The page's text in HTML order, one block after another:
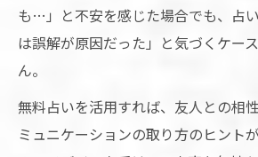
も…」と不安を感じた場合でも、占
は誤解が原因だった」と気づくケー
ん。
無料占いを活用すれば、友人との相
ミュニケーションの取り方のヒント